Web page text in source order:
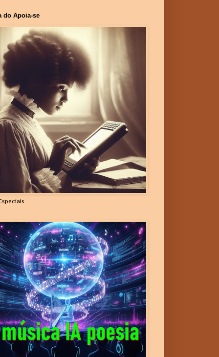
do Apoia-se